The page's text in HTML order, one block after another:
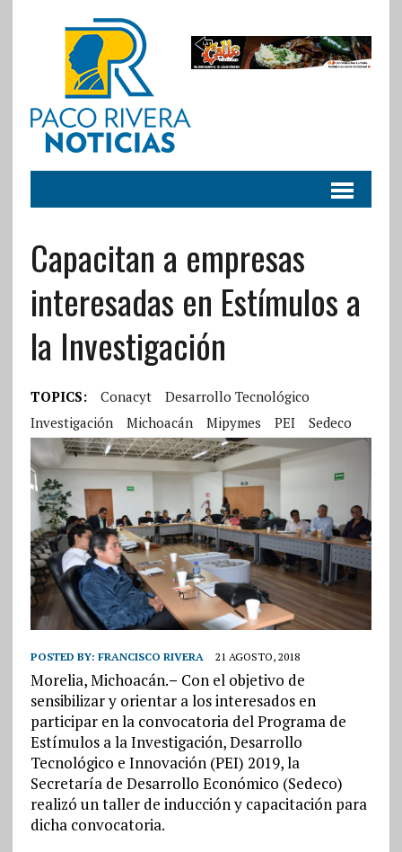
Capacitan a empresas
interesadas en Estímulos a
la Investigación
TOPICS: Conacyt
Desarrollo Tecnológico
Investigación
Michoacán Mipymes PEI Sedeco
POSTED BY: FRANCISCO RIVERA 21 AGOSTO, 2018
Morelia, Michoacán.– Con el objetivo de
sensibilizar y orientar a los interesados en
participar en la convocatoria del Programa de
Estímulos a la Investigación, Desarrollo
Tecnológico e Innovación (PEI) 2019, la
Secretaría de Desarrollo Económico (Sedeco)
realizó un taller de inducción y capacitación para
dicha convocatoria.